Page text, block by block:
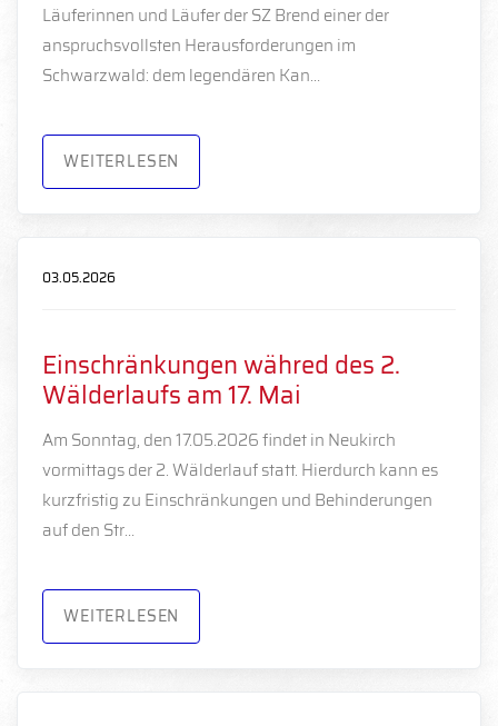
Läuferinnen und Läufer der SZ Brend einer der
anspruchsvollsten Herausforderungen im
Schwarzwald: dem legendären Kan…
WEITERLESEN
03.05.2026
Einschränkungen währed des 2.
Wälderlaufs am 17. Mai
Am Sonntag, den 17.05.2026 findet in Neukirch
vormittags der 2. Wälderlauf statt. Hierdurch kann es
kurzfristig zu Einschränkungen und Behinderungen
auf den Str…
WEITERLESEN